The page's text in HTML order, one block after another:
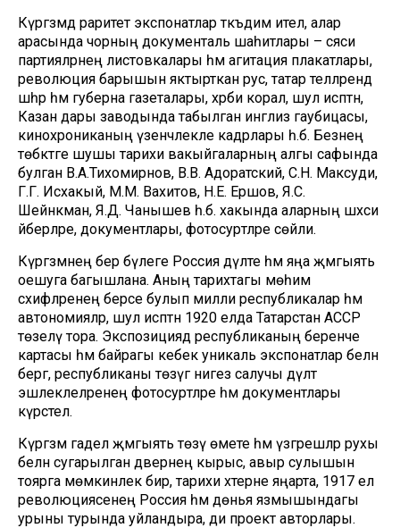
Күргәзмәдә раритет экспонатлар тәкъдим ителә, алар
арасында чорның документаль шаһитлары – сәяси
партияләрнең листовкалары һәм агитация плакатлары,
революция барышын яктырткан рус, татар телләрендә
шәһәр һәм губерна газеталары, хәрби корал, шул исәптән,
Казан дары заводында табылган инглиз гаубицасы,
кинохрониканың үзенчәлекле кадрлары һ.б. Безнең
төбәктәге шушы тарихи вакыйгаларның алгы сафында
булган В.А.Тихомирнов, В.В. Адоратский, С.Н. Максуди,
Г.Г. Исхакый, М.М. Вахитов, Н.Е. Ершов, Я.С.
Шейнкман, Я.Д. Чанышев һ.б. хакында аларның шәхси
әйберләре, документлары, фотосурәтләре сөйли.
Күргәзмәнең бер бүлеге Россия дәүләте һәм яңа җәмгыять
оешуга багышлана. Аның тарихтагы мөһим
сәхифәләренең берсе булып милли республикалар һәм
автономияләр, шул исәптән 1920 елда Татарстан АССР
төзелү тора. Экспозициядә республиканың беренче
картасы һәм байрагы кебек уникаль экспонатлар белән
бергә, республиканы төзүгә нигез салучы дәүләт
эшлеклеләренең фотосурәтләре һәм документлары
күрсәтелә.
Күргәзмә гадел җәмгыять төзү өмете һәм үзгәрешләр рухы
белән сугарылган дәвернең кырыс, авыр сулышын
тоярга мөмкинлек бирә, тарихи хәтерне яңарта, 1917 ел
революциясенең Россия һәм дөнья язмышындагы
урыны турында уйландыра, ди проект авторлары.